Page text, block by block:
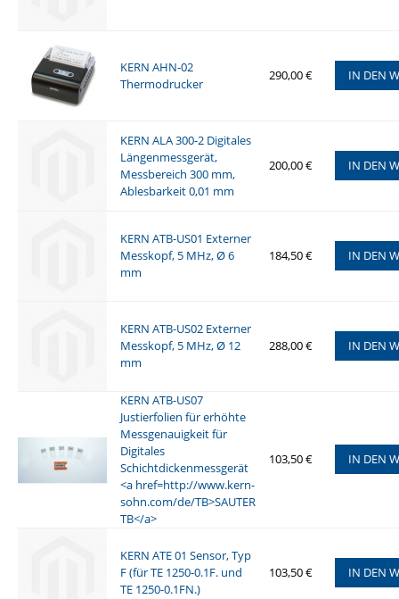
KERN AHN-02
Thermodrucker
290,00 € IN DEN
KERN ALA 300-2 Digitales
Längenmessgerät,
Messbereich 300 mm,
Ablesbarkeit 0,01 mm
200,00 € IN DEN
KERN ATB-US01 Externer
Messkopf, 5 MHz, Ø 6
mm
184,50 € IN DEN
KERN ATB-US02 Externer
Messkopf, 5 MHz, Ø 12
mm
288,00 € IN DEN
KERN ATB-US07
Justierfolien für erhöhte
Messgenauigkeit für
Digitales
Schichtdickenmessgerät
<a href=http://www.kern-
sohn.com/de/TB>SAUTER
TB</a>
103,50 € IN DEN
KERN ATE 01 Sensor, Typ
F (für TE 1250-0.1F. und
TE 1250-0.1FN.)
103,50 € IN DEN